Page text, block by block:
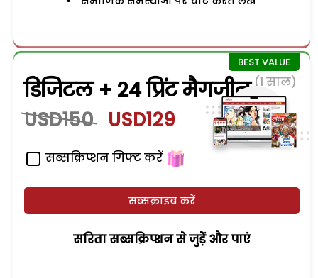
डिजिटल + 24 प्रिंट मैगजीन (1 साल)
USD150 USD129
सब्सक्रिप्शन गिफ्ट करें
सब्सक्राइब करें
सरिता सब्सक्रिप्शन से जुड़ेें और पाएं